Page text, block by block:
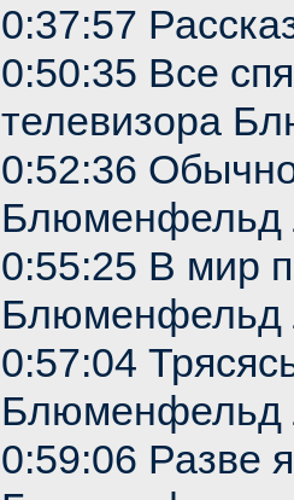
0:37:57
0:50:35 Все
телевизора
0:52:36
Блюменфельд
0:55:25 В мир
Блюменфельд
0:57:04
Блюменфельд
0:59:06 Разве